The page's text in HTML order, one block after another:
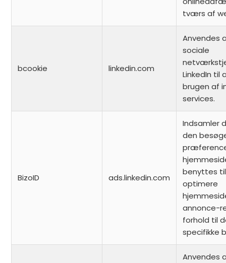
tværs af
bcookie linkedin.com
Anvendes
sociale
LinkedIn til
brugen af
services.
BizoID ads.linkedin.com
Indsamler
den
benyttes
optimere
annonce-
forhold til
specifikke
Anvendes